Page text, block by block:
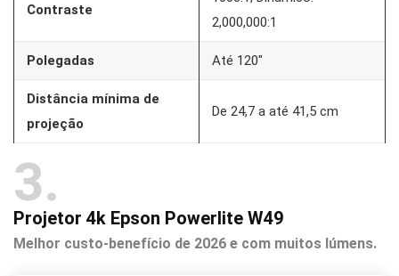
Contraste
2,000,000:1
Polegadas Até 120″
Distância mínima de
projeção
De 24,7 a até 41,5 cm
3
Projetor 4k Epson Powerlite W49
Melhor custo-benefício de 2026 e com muitos lúmens.